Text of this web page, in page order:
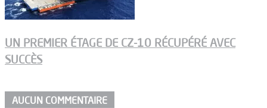
UN PREMIER ÉTAGE DE CZ-10 RÉCUPÉRÉ AVEC
SUCCÈS
AUCUN COMMENTAIRE